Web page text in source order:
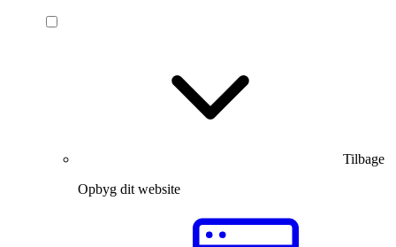
Tilbage
Opbyg dit website